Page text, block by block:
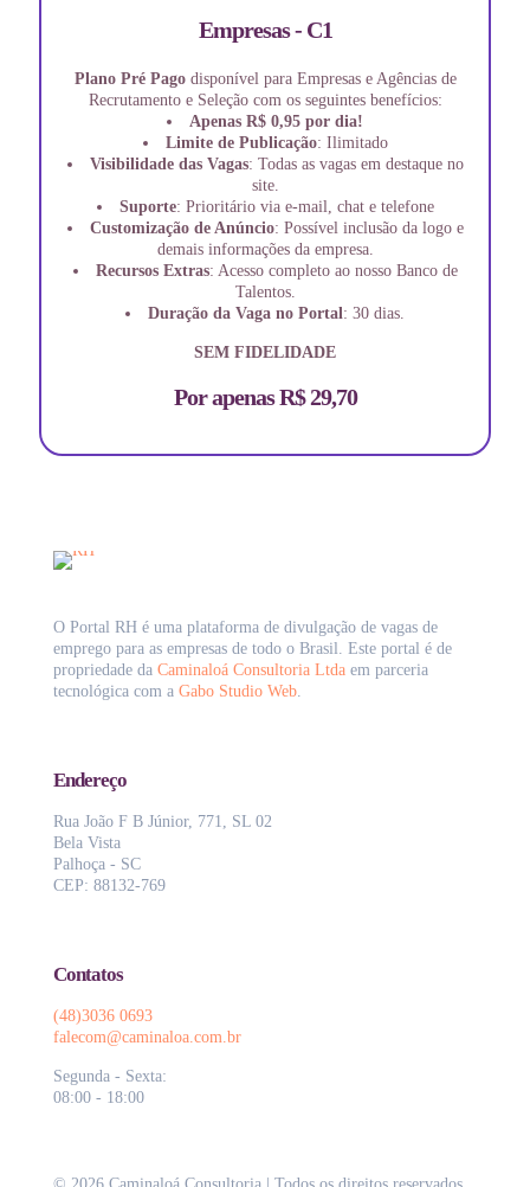
Empresas - C1
Plano Pré Pagodisponível para Empresas e Agências de
Recrutamento e Seleção com os seguintes benefícios:
Apenas R$ 0,95 por dia!
Limite de Publicação: Ilimitado
Visibilidade das Vagas: Todas as vagas em destaque no
site.
Suporte: Prioritário via e-mail, chat e telefone
Customização de Anúncio: Possível inclusão da logo e
demais informações da empresa.
Recursos Extras: Acesso completo ao nosso Banco de
Talentos.
Duração da Vaga no Portal: 30 dias.
SEM FIDELIDADE
Por apenas R$ 29,70
O Portal RH é uma plataforma de divulgação de vagas de
emprego para as empresas de todo o Brasil. Este portal é de
propriedade da Caminaloá Consultoria Ltda em parceria
tecnológica com a Gabo Studio Web.
Endereço
Rua João F B Júnior, 771, SL 02
Bela Vista
Palhoça - SC
CEP: 88132-769
Contatos
(48)3036 0693
falecom@caminaloa.com.br
Segunda - Sexta:
08:00 - 18:00